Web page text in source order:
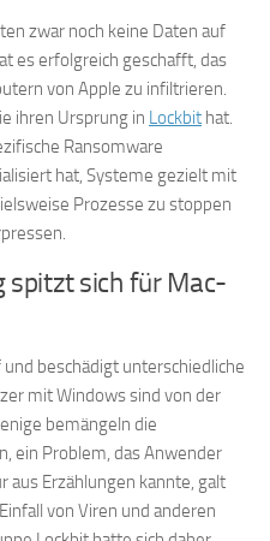
zwar noch keine Daten auf
es erfolgreich geschafft, das
von Apple zu infiltrieren.
ihren Ursprung in Lockbit hat.
Ransomware
hat, Systeme gezielt mit
Prozesse zu stoppen
spitzt sich für Mac-
beschädigt unterschiedliche
mit Windows sind von der
bemängeln die
ein Problem, das Anwender
aus Erzählungen kannte, galt
von Viren und anderen